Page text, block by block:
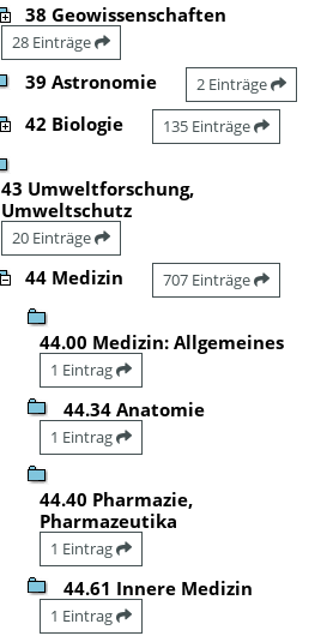
38 Geowissenschaften
28 Einträge
39 Astronomie 2 Einträge
42 Biologie 135 Einträge
43 Umweltforschung,
Umweltschutz
20 Einträge
44 Medizin 707 Einträge
44.00 Medizin: Allgemeines
1 Eintrag
44.34 Anatomie
1 Eintrag
44.40 Pharmazie,
Pharmazeutika
1 Eintrag
44.61 Innere Medizin
1 Eintrag